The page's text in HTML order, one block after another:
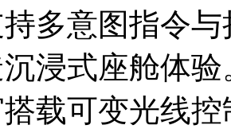
多意图指令
浸式座舱体
载可变光线